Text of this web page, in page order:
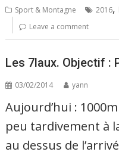
Sport & Montagne 2016,
Leave a comment
Les 7laux. Objectif :
03/02/2014 yann
Aujourd’hui :
peu tardivement à
au dessus de